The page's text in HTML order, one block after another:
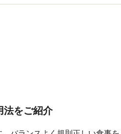
法をご紹介